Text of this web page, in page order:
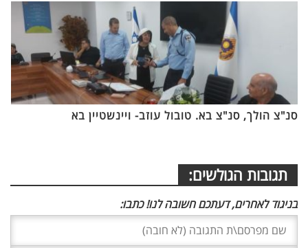
סנ"צ הולך, סנ"צ בא. טובול עוזב- ויינשטיין בא
תגובות הגולשים:
בניגוד לאחרים, דעתכם חשובה לנו! כתבו: